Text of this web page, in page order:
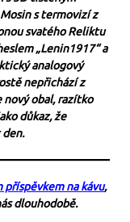
s termovizí z
svatého Reliktu
„Lenin1917“ a
analogový
nepřichází z
nový obal, razítko
důkaz, že
příspěvkem na kávu,
dlouhodobě.